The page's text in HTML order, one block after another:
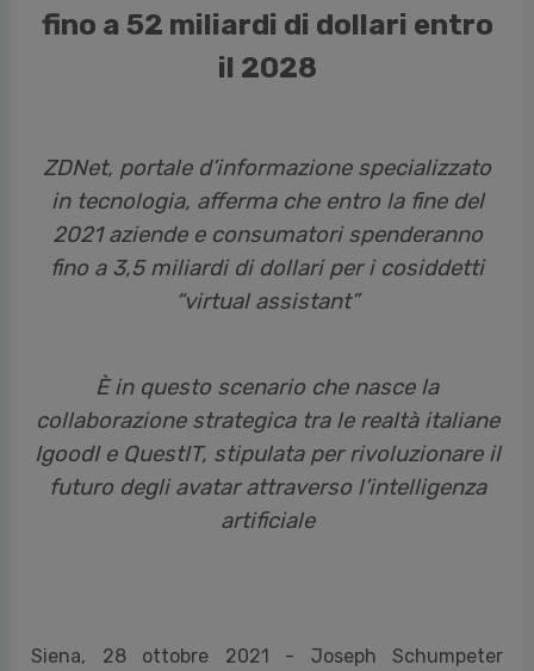
fino a 52 miliardi di dollari entro
il 2028
ZDNet, portale d’informazione specializzato
in tecnologia, afferma che entro la fine del
2021 aziende e consumatori spenderanno
fino a 3,5 miliardi di dollari per i cosiddetti
“virtual assistant”
È in questo scenario che nasce la
collaborazione strategica tra le realtà italiane
IgoodI e QuestIT, stipulata per rivoluzionare il
futuro degli avatar attraverso l’intelligenza
artificiale
Siena, 28 ottobre 2021 - Joseph Schumpeter